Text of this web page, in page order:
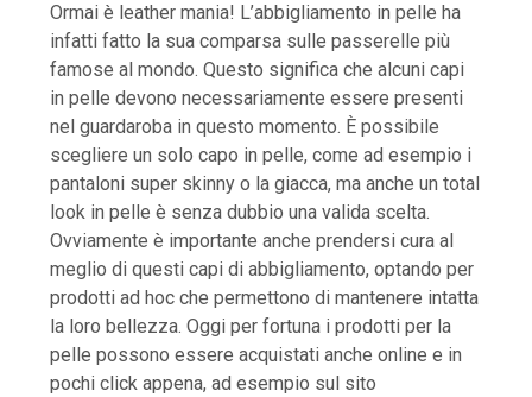
Ormai è leather mania! L’abbigliamento in pelle ha
infatti fatto la sua comparsa sulle passerelle più
famose al mondo. Questo significa che alcuni capi
in pelle devono necessariamente essere presenti
nel guardaroba in questo momento. È possibile
scegliere un solo capo in pelle, come ad esempio i
pantaloni super skinny o la giacca, ma anche un total
look in pelle è senza dubbio una valida scelta.
Ovviamente è importante anche prendersi cura al
meglio di questi capi di abbigliamento, optando per
prodotti ad hoc che permettono di mantenere intatta
la loro bellezza. Oggi per fortuna i prodotti per la
pelle possono essere acquistati anche online e in
pochi click appena, ad esempio sul sito